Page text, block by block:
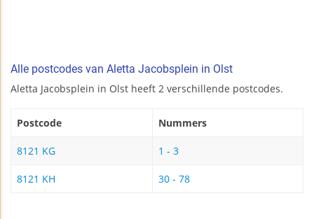
Alle postcodes van Aletta Jacobsplein in Olst
Aletta Jacobsplein in Olst heeft 2 verschillende postcodes.
Postcode Nummers
8121 KG 1 - 3
8121 KH 30 - 78